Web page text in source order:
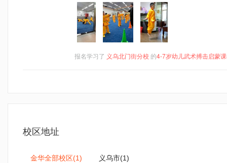
报名学习了 义乌北门街分校 的4-7岁幼儿武术搏击启蒙
校区地址
金华全部校区(1) 义乌市(1)